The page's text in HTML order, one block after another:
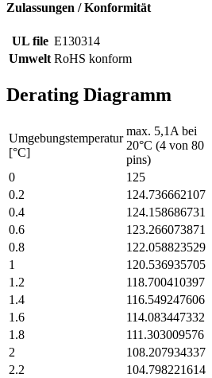
Zulassungen / Konformität
UL file E130314
Umwelt RoHS konform
Derating Diagramm
Umgebungstemperatur
[°C]
max. 5,1A bei
20°C (4 von 80
pins)
0
125
0.2
124.736662107
0.4
124.158686731
0.6
123.266073871
0.8
122.058823529
1
120.536935705
1.2
118.700410397
1.4
116.549247606
1.6
114.083447332
1.8
111.303009576
2
108.207934337
2.2
104.798221614